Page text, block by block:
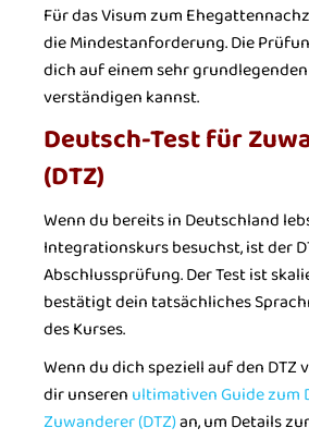
Für das Visum zum
die Mindestanforderung. Die
dich auf einem sehr
verständigen kannst.
Deutsch-Test für
(DTZ)
Wenn du bereits in Deutschland
Integrationskurs besuchst, ist der
Abschlussprüfung. Der Test ist
bestätigt dein tatsächliches
des Kurses.
Wenn du dich speziell auf den DTZ
dir unseren ultimativen Guide zum
Zuwanderer (DTZ)an, um Details